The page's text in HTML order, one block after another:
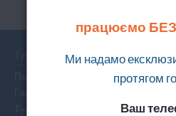
Пошук туру
Гарячі тури по світу
Тури на двох
працюємо БЕЗ
Ми надамо
протягом
Ваш